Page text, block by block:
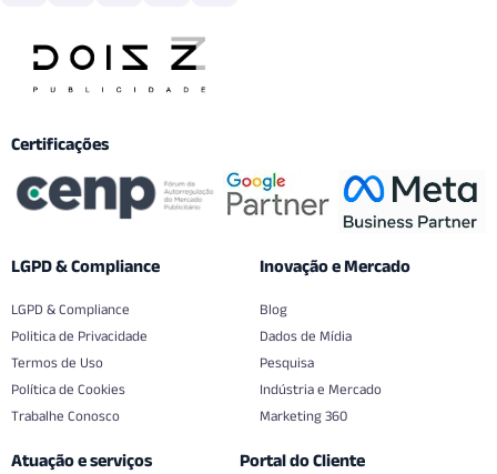
Certificações
LGPD & Compliance
LGPD & Compliance
Politica de Privacidade
Termos de Uso
Política de Cookies
Trabalhe Conosco
Inovação e Mercado
Blog
Dados de Mídia
Pesquisa
Indústria e Mercado
Marketing 360
Atuação e serviços
Portal do Cliente